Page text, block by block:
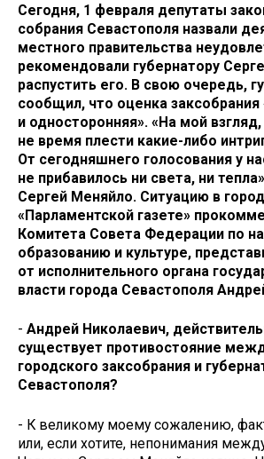
Сегодня, 1 февраля депутаты
собрания Севастополя назвали
местного правительства
рекомендовали губернатору
распустить его. В свою очередь,
сообщил, что оценка заксобрания
и односторонняя». «На мой
не время плести какие-либо
От сегодняшнего голосования у
не прибавилось ни света, ни
Сергей Меняйло. Ситуацию в
«Парламентской газете»
Комитета Совета Федерации по
образованию и культуре,
от исполнительного органа
власти города Севастополя
- Андрей Николаевич,
существует противостояние
городского заксобрания и
Севастополя?
- К великому моему сожалению,
или, если хотите, непонимания